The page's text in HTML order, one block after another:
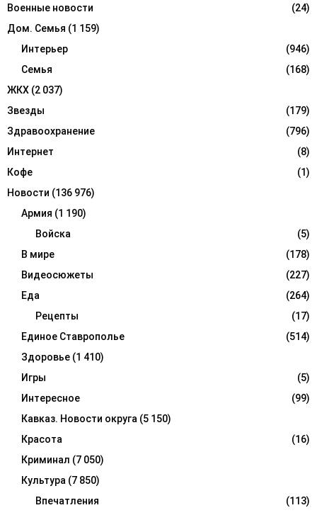
H
Военные новости
(24)
Дом. Семья (1 159)
Интерьер
(946)
Семья
(168)
ЖКХ (2 037)
Звезды
(179)
Здравоохранение
(796)
Интернет
(8)
Кофе
(1)
Новости (136 976)
Армия (1 190)
Войска
(5)
В мире
(178)
Видеосюжеты
(227)
Еда
(264)
Рецепты
(17)
Единое Ставрополье
(514)
Здоровье (1 410)
Игры
(5)
Интересное
(99)
Кавказ. Новости округа (5 150)
Красота
(16)
Криминал (7 050)
Культура (7 850)
Впечатления
(113)